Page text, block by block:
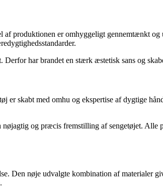
produktionen er omhyggeligt gennemtænkt
har brandet en stærk æstetisk sans og
er skabt med omhu og ekspertise af dygtige
og præcis fremstilling af sengetøjet.
Den nøje udvalgte kombination af materialer